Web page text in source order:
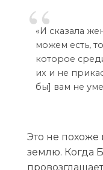
«И сказала
можем есть,
которое
их и не
бы] вам не
Это не похоже
землю. Когда